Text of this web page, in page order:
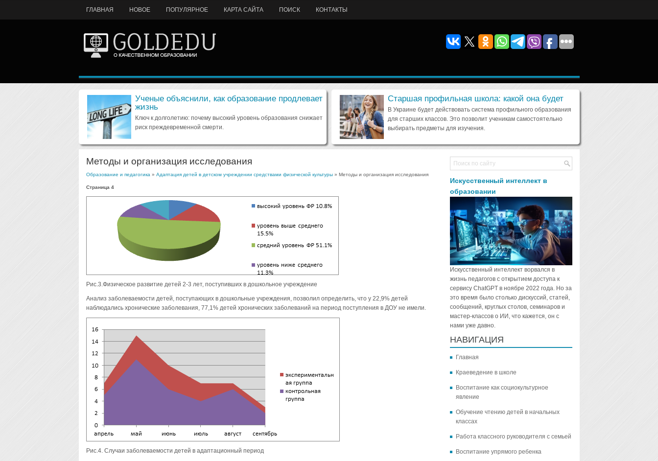
ГЛАВНАЯ НОВОЕ ПОПУЛЯРНОЕ КАРТА САЙТА ПОИСК КОНТАКТЫ
Ученые объяснили, как образование продлевает
жизнь
Ключ к долголетию: почему высокий уровень образования снижает
риск преждевременной смерти.
Старшая профильная школа: какой она будет
В Украине будет действовать система профильного образования
для старших классов. Это позволит ученикам самостоятельно
выбирать предметы для изучения.
Методы и организация исследования
Образование и педагогика » Адаптация детей в детском учреждении средствами физической культуры» Методы и организация исследования
Страница 4
Рис.3.Физическое развитие детей 2-3 лет, поступивших в дошкольное учреждение
Анализ заболеваемости детей, поступающих в дошкольные учреждения, позволил определить, что у 22,9% детей
наблюдались хронические заболевания, 77,1% детей хронических заболеваний на период поступления в ДОУ не имели.
Рис.4. Случаи заболеваемости детей в адаптационный период
Искусственный интеллект в
образовании
Искусственный интеллект ворвался в
жизнь педагогов с открытием доступа к
сервису ChatGPT в ноябре 2022 года. Но за
это время было столько дискуссий, статей,
сообщений, круглых столов, семинаров и
мастер-классов о ИИ, что кажется, он с
нами уже давно.
НАВИГАЦИЯ
Главная
Краеведение в школе
Воспитание как социокультурное
явление
Обучение чтению детей в начальных
классах
Работа классного руководителя с семьей
Воспитание упрямого ребенка